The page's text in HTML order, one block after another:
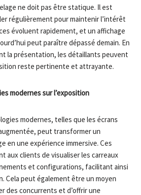
ne doit pas être statique. Il est
régulièrement pour maintenir l’intérêt
évoluent rapidement, et un affichage
peut paraître dépassé demain. En
la présentation, les détaillants peuvent
reste pertinente et attrayante.
modernes sur l’exposition
modernes, telles que les écrans
peut transformer un
en une expérience immersive. Ces
aux clients de visualiser les carreaux
et configurations, facilitant ainsi
Cela peut également être un moyen
des concurrents et d’offrir une